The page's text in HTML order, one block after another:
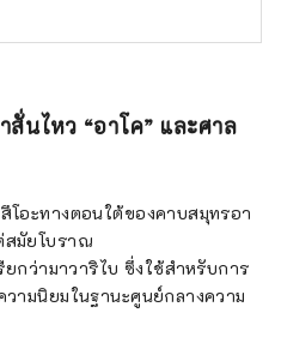
นไหว “อาโค” และศาล
โอะทางตอนใต้ของคาบสมุทรอา
สมัยโบราณ
ยกว่ามาวาริไบ ซึ่งใช้สำหรับการ
ามนิยมในฐานะศูนย์กลางความ